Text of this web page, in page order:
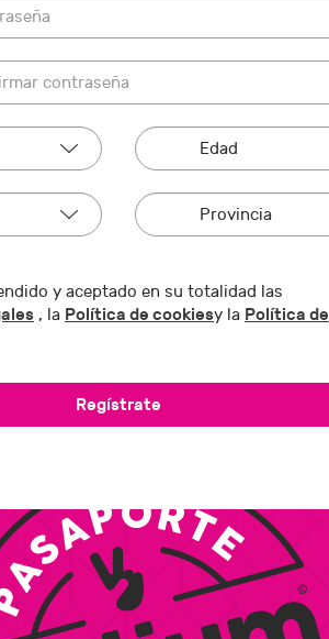
y aceptado en su totalidad las
, la Política de cookiesy la Política de